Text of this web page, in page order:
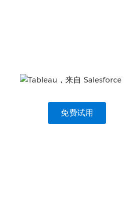
免费试用